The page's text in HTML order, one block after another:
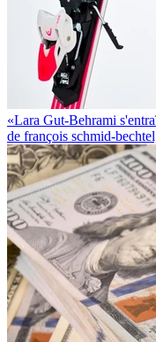
«Lara Gut-Behrami
de françois schmid-